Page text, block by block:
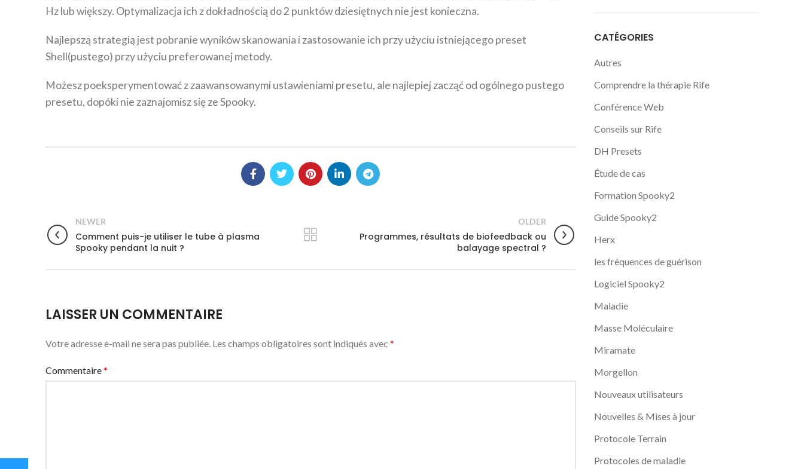
Hz lub większy. Optymalizacja ich z dokładnością do 2 punktów dziesiętnych nie jest konieczna.
Najlepszą strategią jest pobranie wyników skanowania i zastosowanie ich przy użyciu istniejącego preset
Shell(pustego) przy użyciu preferowanej metody.
Możesz poeksperymentować z zaawansowanymi ustawieniami presetu, ale najlepiej zacząć od ogólnego pustego
presetu, dopóki nie zaznajomisz się ze Spooky.
NEWER
Comment puis-je utiliser le tube à plasma
Spooky pendant la nuit ?
OLDER
Programmes, résultats de biofeedback ou
balayage spectral ?
LAISSER UN COMMENTAIRE
Votre adresse e-mail ne sera pas publiée. Les champs obligatoires sont indiqués avec *
Commentaire*
CATÉGORIES
Autres
Comprendre la thérapie Rife
Conférence Web
Conseils sur Rife
DH Presets
Étude de cas
Formation Spooky2
Guide Spooky2
Herx
les fréquences de guérison
Logiciel Spooky2
Maladie
Masse Moléculaire
Miramate
Morgellon
Nouveaux utilisateurs
Nouvelles & Mises à jour
Protocole Terrain
Protocoles de maladie